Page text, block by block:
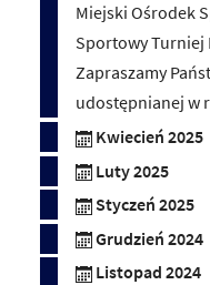
Miejski Ośrodek
Sportowy Turniej
Zapraszamy
udostępnianej w
Kwiecień 2025
Luty 2025
Styczeń 2025
Grudzień 2024
Listopad 2024